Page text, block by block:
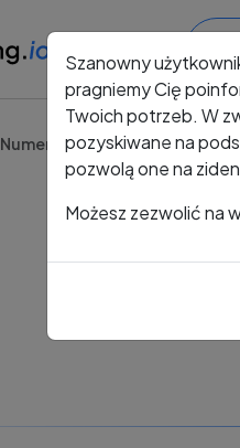
Numer +48 485 189 825
Szanowny
pragniemy Cię
Twoich potrzeb. W
pozyskiwane na
pozwolą one na
Możesz zezwolić na